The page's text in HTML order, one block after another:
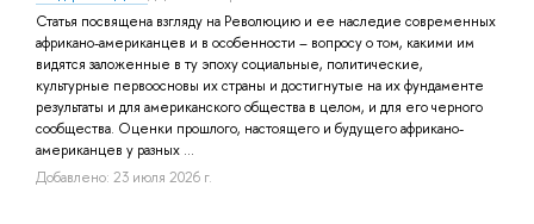
Статья посвящена взгляду на Революцию и ее наследие современных
африкано-американцев и в особенности – вопросу о том, какими им
видятся заложенные в ту эпоху социальные, политические,
культурные первоосновы их страны и достигнутые на их фундаменте
результаты и для американского общества в целом, и для его черного
сообщества. Оценки прошлого, настоящего и будущего африкано-
американцев у разных ...
Добавлено: 23 июля 2026 г.